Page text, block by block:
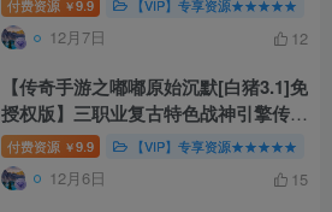
视频架设教程-新版GM多功能网页授权
物品后台-GM直冲网页后台-安卓苹果
IOS双端版本！
付费资源 ￥9.9 【VIP】专享资源★★★★★
12月7日 12
【传奇手游之嘟嘟原始沉默[白猪3.1]免
授权版】三职业复古特色战神引擎传奇
手游-Win服务端源码视频架设教程-新
版GM多功能网页授权物品后台-GM直
冲网页后台-安卓苹果IOS双端版本！
付费资源 ￥9.9 【VIP】专享资源★★★★★
12月6日 15